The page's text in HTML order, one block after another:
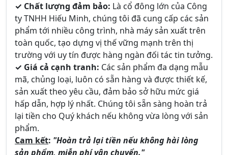
✓ Chất lượng đảm bảo: Là cổ đông lớn của Công
ty TNHH Hiếu Minh, chúng tôi đã cung cấp các sản
phẩm tới nhiều công trình, nhà máy sản xuất trên
toàn quốc, tạo dựng vị thế vững mạnh trên thị
trường với uy tín được hàng ngàn đối tác tin tưởng.
✓ Giá cả cạnh tranh: Các sản phẩm đa dạng mẫu
mã, chủng loại, luôn có sẵn hàng và được thiết kế,
sản xuất theo yêu cầu, đảm bảo sở hữu mức giá
hấp dẫn, hợp lý nhất. Chúng tôi sẵn sàng hoàn trả
lại tiền cho Quý khách nếu không vừa lòng với sản
phẩm.
Cam kết: "Hoàn trả lại tiền nếu không hài lòng
sản phẩm, miễn phí vận chuyển."